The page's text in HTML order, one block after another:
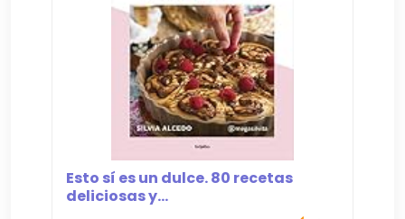
Esto sí es un dulce. 80 recetas
deliciosas y...